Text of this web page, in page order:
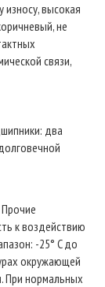
износу, высокая
не
связи,
два
к воздействию
-25° C до
окружающей
При нормальных